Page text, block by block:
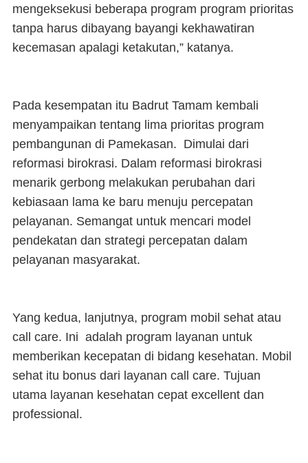
mengeksekusi beberapa program program prioritas
tanpa harus dibayang bayangi kekhawatiran
kecemasan apalagi ketakutan,” katanya.
Pada kesempatan itu Badrut Tamam kembali
menyampaikan tentang lima prioritas program
pembangunan di Pamekasan. Dimulai dari
reformasi birokrasi. Dalam reformasi birokrasi
menarik gerbong melakukan perubahan dari
kebiasaan lama ke baru menuju percepatan
pelayanan. Semangat untuk mencari model
pendekatan dan strategi percepatan dalam
pelayanan masyarakat.
Yang kedua, lanjutnya, program mobil sehat atau
call care. Ini adalah program layanan untuk
memberikan kecepatan di bidang kesehatan. Mobil
sehat itu bonus dari layanan call care. Tujuan
utama layanan kesehatan cepat excellent dan
professional.